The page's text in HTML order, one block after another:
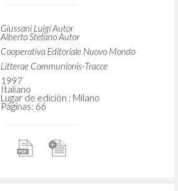
Giussani Luigi Autor
Alberto Stefano Autor
Cooperativa Editoriale Nuovo Mondo
Litterae Communionis-Tracce
1997
Italiano
Lugar de edición : Milano
Páginas: 66